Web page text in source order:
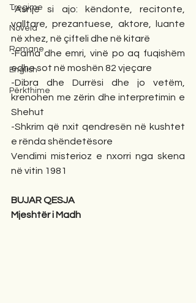
Tregime
Novela
Romane
English
Përkthime
-Asnjë si ajo: këndonte, recitonte,
valltare, prezantuese, aktore, luante
në xhez, në çifteli dhe në kitarë
-Fama dhe emri, vinë po aq fuqishëm
edhe sot në moshën 82 vjeçare
-Dibra dhe Durrësi dhe jo vetëm,
krenohen me zërin dhe interpretimin e
Shehut
-Shkrim që nxit qendresën në kushtet
e rënda shëndetësore
Vendimi misterioz e nxorri nga skena
në vitin 1981
BUJAR QESJA
Mjeshtër i Madh